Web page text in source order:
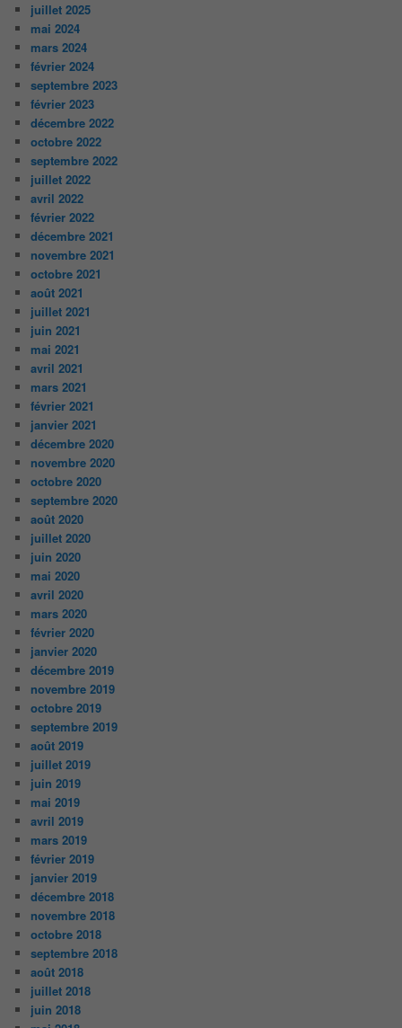
juillet 2025
mai 2024
mars 2024
février 2024
septembre 2023
février 2023
décembre 2022
octobre 2022
septembre 2022
juillet 2022
avril 2022
février 2022
décembre 2021
novembre 2021
octobre 2021
août 2021
juillet 2021
juin 2021
mai 2021
avril 2021
mars 2021
février 2021
janvier 2021
décembre 2020
novembre 2020
octobre 2020
septembre 2020
août 2020
juillet 2020
juin 2020
mai 2020
avril 2020
mars 2020
février 2020
janvier 2020
décembre 2019
novembre 2019
octobre 2019
septembre 2019
août 2019
juillet 2019
juin 2019
mai 2019
avril 2019
mars 2019
février 2019
janvier 2019
décembre 2018
novembre 2018
octobre 2018
septembre 2018
août 2018
juillet 2018
juin 2018